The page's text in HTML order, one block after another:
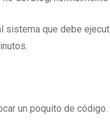
sistema que debe
un poquito de código.